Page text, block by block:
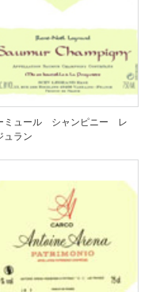
ミュール シャンピニー レ
ュラン